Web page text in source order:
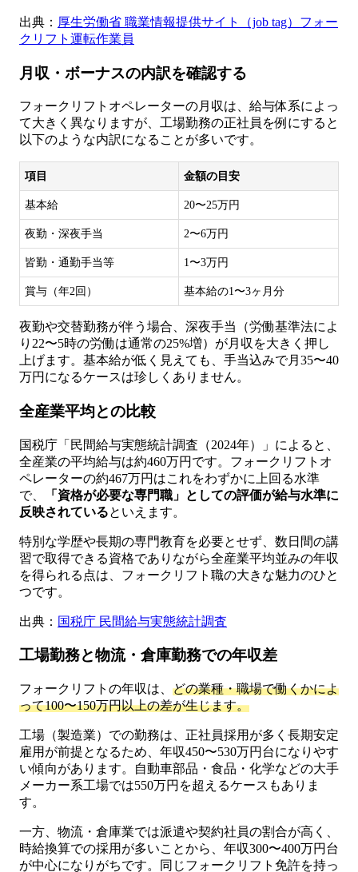
出典： 厚生労働省 職業情報提供サイト（job tag）フォー
クリフト運転作業員
月収・ボーナスの内訳を確認する
フォークリフトオペレーターの月収は、給与体系によっ
て大きく異なりますが、工場勤務の正社員を例にすると
以下のような内訳になることが多いです。
項目 金額の目安
基本給 20〜25万円
夜勤・深夜手当 2〜6万円
皆勤・通勤手当等 1〜3万円
賞与（年2回） 基本給の1〜3ヶ月分
夜勤や交替勤務が伴う場合、深夜手当（労働基準法によ
り22〜5時の労働は通常の25%増）が月収を大きく押し
上げます。基本給が低く見えても、手当込みで月35〜40
万円になるケースは珍しくありません。
全産業平均との比較
国税庁「民間給与実態統計調査（2024年）」によると、
全産業の平均給与は約460万円です。フォークリフトオ
ペレーターの約467万円はこれをわずかに上回る水準
で、
「資格が必要な専門職」としての評価が給与水準に
反映されているといえます。
特別な学歴や長期の専門教育を必要とせず、数日間の講
習で取得できる資格でありながら全産業平均並みの年収
を得られる点は、フォークリフト職の大きな魅力のひと
つです。
出典： 国税庁 民間給与実態統計調査
工場勤務と物流・倉庫勤務での年収差
フォークリフトの年収は、 どの業種・職場で働くかによ
って100〜150万円以上の差が生じます。
工場（製造業）での勤務は、正社員採用が多く長期安定
雇用が前提となるため、年収450〜530万円台になりやす
い傾向があります。自動車部品・食品・化学などの大手
メーカー系工場では550万円を超えるケースもありま
す。
一方、物流・倉庫業では派遣や契約社員の割合が高く、
時給換算での採用が多いことから、年収300〜400万円台
が中心になりがちです。同じフォークリフト免許を持っ